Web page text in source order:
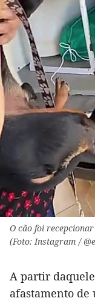
O cão foi
(Foto: Instagram /
A partir
afastamento de